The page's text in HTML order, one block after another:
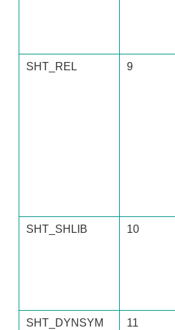
SHT_REL 9
SHT_SHLIB 10
SHT_DYNSYM 11